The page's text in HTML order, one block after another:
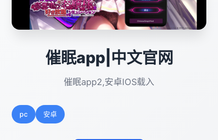
催眠app|中文官网
催眠app2,安卓IOS载入
pc 安卓